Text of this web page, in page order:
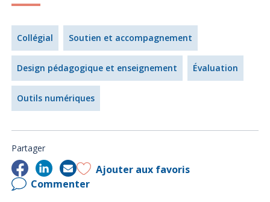
Collégial Soutien et accompagnement
Design pédagogique et enseignement Évaluation
Outils numériques
Partager
Ajouter aux favoris
Commenter